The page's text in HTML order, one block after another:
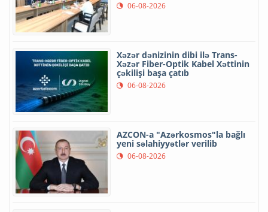
06-08-2026
Xəzər dənizinin dibi ilə Trans-
Xəzər Fiber-Optik Kabel Xəttinin
çəkilişi başa çatıb
06-08-2026
AZCON-a "Azərkosmos"la bağlı
yeni səlahiyyətlər verilib
06-08-2026